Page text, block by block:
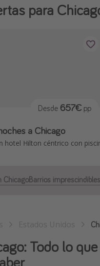
para
a Chicago
hotel Hilton céntrico con
Desde 657€ pp
ChicagoBarrios
Todo lo que